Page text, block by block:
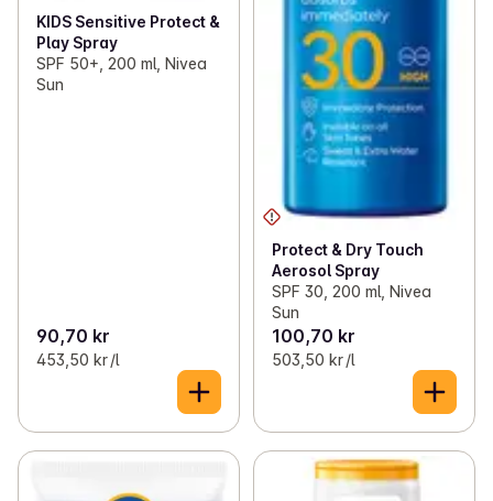
KIDS Sensitive Protect &
Play Spray
SPF 50+, 200 ml, Nivea
Sun
90,70 kr
453,50 kr /l
Protect & Dry Touch
Aerosol Spray
SPF 30, 200 ml, Nivea
Sun
100,70 kr
503,50 kr /l